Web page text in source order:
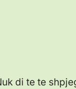
di te te